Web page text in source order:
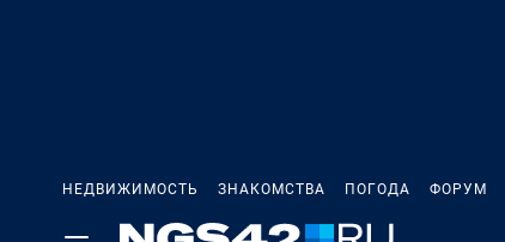
НЕДВИЖИМОСТЬ ЗНАКОМСТВА ПОГОДА ФОРУМ